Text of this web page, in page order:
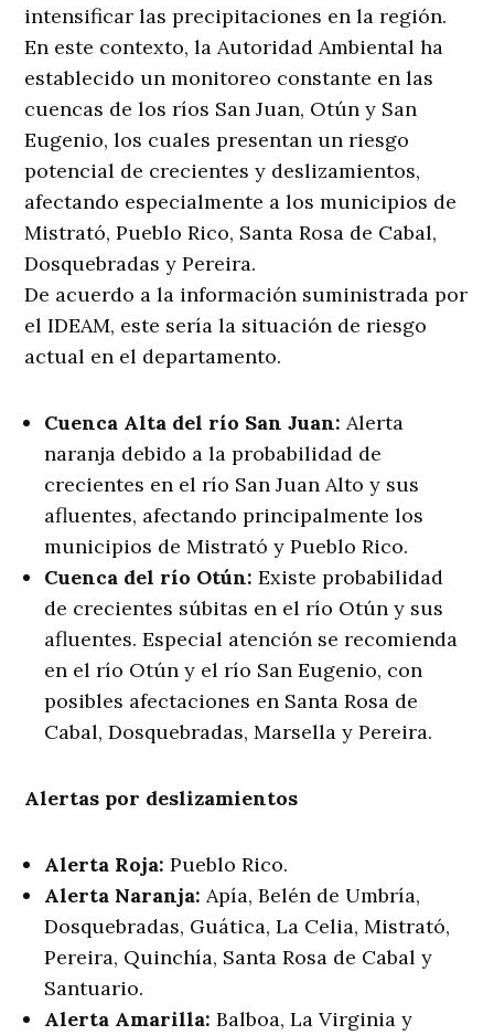
intensificar las precipitaciones en la región.
En este contexto, la Autoridad Ambiental ha
establecido un monitoreo constante en las
cuencas de los ríos San Juan, Otún y San
Eugenio, los cuales presentan un riesgo
potencial de crecientes y deslizamientos,
afectando especialmente a los municipios de
Mistrató, Pueblo Rico, Santa Rosa de Cabal,
Dosquebradas y Pereira.
De acuerdo a la información suministrada por
el IDEAM, este sería la situación de riesgo
actual en el departamento.
Cuenca Alta del río San Juan:Alerta
naranja debido a la probabilidad de
crecientes en el río San Juan Alto y sus
afluentes, afectando principalmente los
municipios de Mistrató y Pueblo Rico.
Cuenca del río Otún: Existe probabilidad
de crecientes súbitas en el río Otún y sus
afluentes. Especial atención se recomienda
en el río Otún y el río San Eugenio, con
posibles afectaciones en Santa Rosa de
Cabal, Dosquebradas, Marsella y Pereira.
Alertas por deslizamientos
Alerta Roja: Pueblo Rico.
Alerta Naranja: Apía, Belén de Umbría,
Dosquebradas, Guática, La Celia, Mistrató,
Pereira, Quinchía, Santa Rosa de Cabal y
Santuario.
Alerta Amarilla: Balboa, La Virginia y